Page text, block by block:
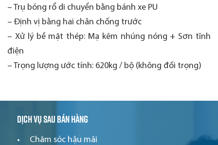
– Trụ bóng rổ di chuyển bằng bánh xe PU
– Định vị bằng hai chân chống trước
– Xử lý bề mặt thép: Mạ kẽm nhúng nóng + Sơn tĩnh
điện
– Trọng lượng ước tính: 620kg / bộ (không đối trọng)
Dịch vụ sau bán hàng
Chăm sóc hậu mãi